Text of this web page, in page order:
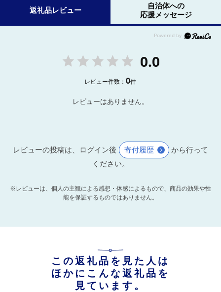
返礼品レビュー
自治体への
応援メッセージ
0.0
レビュー件数：0件
レビューはありません。
レビューの投稿は、ログイン後 寄付履歴
から行って
ください。
※レビューは、個人の主観による感想・体感によるもので、商品の効果や性
能を保証するものではありません。
この返礼品を見た人は
ほかにこんな返礼品を
見ています。